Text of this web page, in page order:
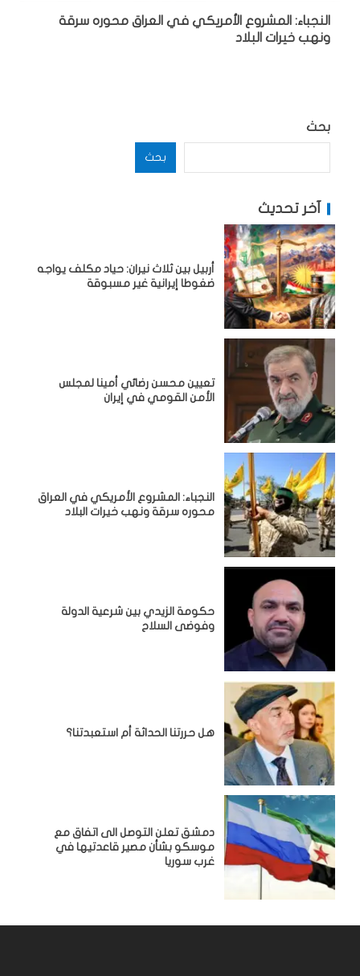
النجباء: المشروع الأمريكي في العراق محوره سرقة
ونهب خيرات البلاد
بحث
بحث
آخر تحديث
أربيل بين ثلاث نيران: حياد مكلف يواجه
ضغوطا إيرانية غير مسبوقة
تعيين محسن رضائي أمينا لمجلس
الأمن القومي في إيران
النجباء: المشروع الأمريكي في العراق
محوره سرقة ونهب خيرات البلاد
حكومة الزيدي بين شرعية الدولة
وفوضى السلاح
هل حررتنا الحداثة أم استعبدتنا؟
دمشق تعلن التوصل الى اتفاق مع
موسكو بشأن مصير قاعدتيها في
غرب سوريا